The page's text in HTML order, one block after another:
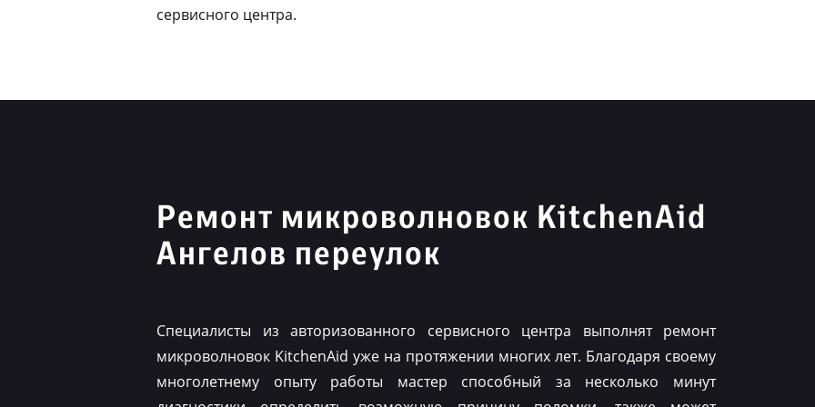
сервисного центра.
Ремонт микроволновок KitchenAid
Ангелов переулок
Специалисты из авторизованного сервисного центра выполнят ремонт
микроволновок KitchenAid уже на протяжении многих лет. Благодаря своему
многолетнему опыту работы мастер способный за несколько минут